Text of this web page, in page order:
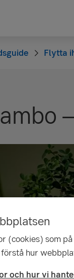
Flytta
(cookies) som
hur
och hur vi